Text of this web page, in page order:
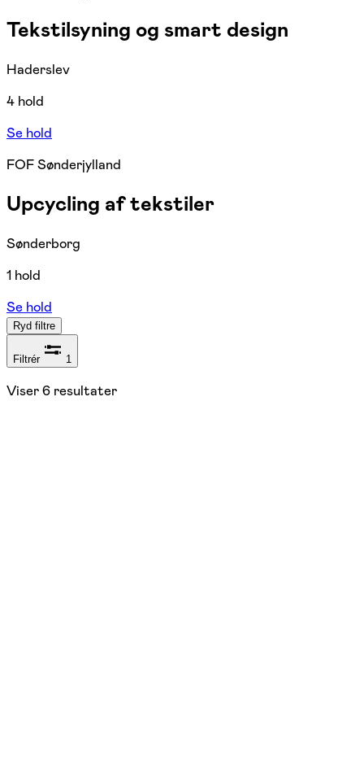
Tekstilsyning og smart design
Haderslev
4 hold
Se hold
FOF Sønderjylland
Upcycling af tekstiler
Sønderborg
1 hold
Se hold
Ryd filtre
Filtrér 1
Viser6 resultater